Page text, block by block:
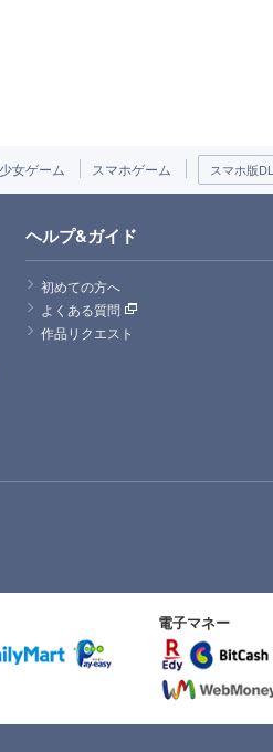
女ゲーム スマホゲーム スマホ版
ヘルプ&ガイド
初めての方へ
よくある質問
作品リクエスト
電子マネー